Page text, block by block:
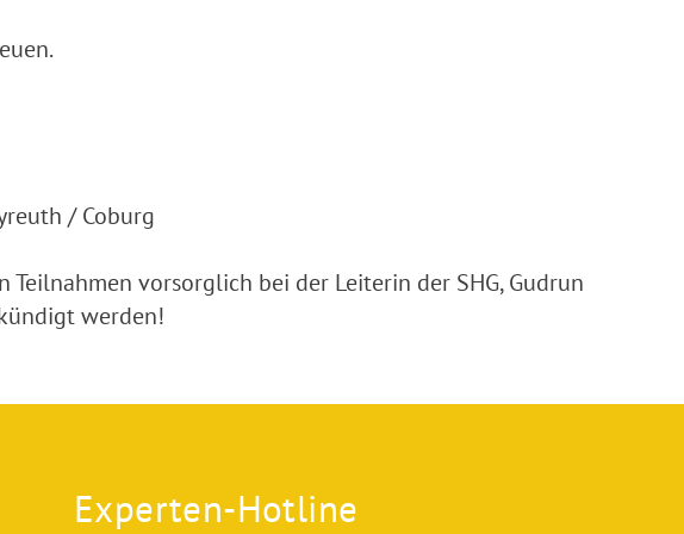
/ Coburg
vorsorglich bei der Leiterin der SHG, Gudrun
werden!
Experten-Hotline